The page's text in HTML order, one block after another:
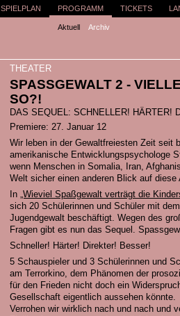
SPIELPLAN PROGRAMM
Aktuell Archiv
TICKETS
THEATER
SPASSGEWALT 2 -
O?!
DAS SEQUEL: SCHNELLER! HÄRTER!
Premiere: 27. Januar 12
Wir leben in der Gewaltfreiesten Zeit seit
amerikanische Entwicklungspsychologe
wenn Menschen in Somalia, Iran,
Welt sicher einen anderen Blick auf diese
In „Wieviel Spaßgewalt verträgt die
sich 20 Schülerinnen und Schüler mit
Jugendgewalt beschäftigt. Wegen des
Fragen gibt es nun das Sequel.
Schneller! Härter! Direkter! Besser!
5 Schauspieler und 3 Schülerinnen und
am Terrorkino, dem Phänomen der
für den Frieden nicht doch ein
Gesellschaft eigentlich aussehen könnte.
Verrohen wir wirklich nach und nach und